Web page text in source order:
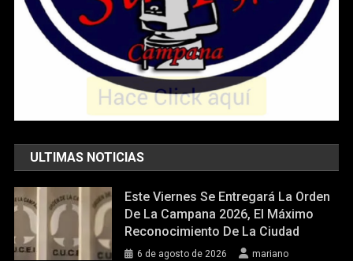
ULTIMAS NOTICIAS
Este Viernes Se Entregará La Orden
De La Campana 2026, El Máximo
Reconocimiento De La Ciudad
6 de agosto de 2026 mariano